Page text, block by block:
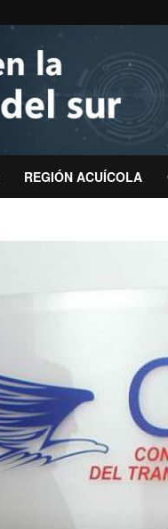
REGIÓN ACUÍCOLA